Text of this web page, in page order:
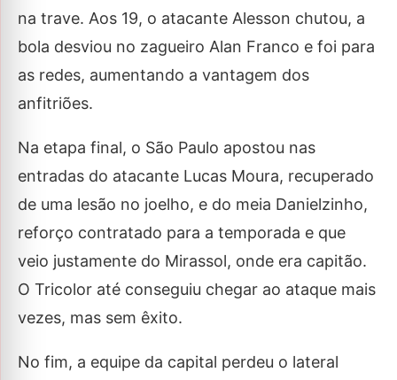
na trave. Aos 19, o atacante Alesson chutou, a
bola desviou no zagueiro Alan Franco e foi para
as redes, aumentando a vantagem dos
anfitriões.
Na etapa final, o São Paulo apostou nas
entradas do atacante Lucas Moura, recuperado
de uma lesão no joelho, e do meia Danielzinho,
reforço contratado para a temporada e que
veio justamente do Mirassol, onde era capitão.
O Tricolor até conseguiu chegar ao ataque mais
vezes, mas sem êxito.
No fim, a equipe da capital perdeu o lateral